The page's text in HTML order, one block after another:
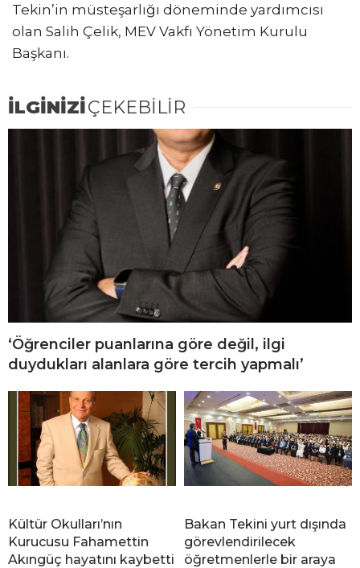
Tekin’in müsteşarlığı döneminde yardımcısı
olan Salih Çelik, MEV Vakfı Yönetim Kurulu
Başkanı.
İLGİNİZİÇEKEBİLİR
‘Öğrenciler puanlarına göre değil, ilgi
duydukları alanlara göre tercih yapmalı’
Kültür Okulları’nın
Kurucusu Fahamettin
Akıngüç hayatını kaybetti
Bakan Tekini yurt dışında
görevlendirilecek
öğretmenlerle bir araya